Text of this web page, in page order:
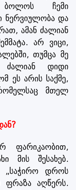
ჩემი
ნერვიულობა და
ამან ძალიან
არ ვიცი,
თუმცა მე
ძალიან დიდი
ეს არის საქმე,
მთელ
ფარიკაობით,
მის შესახებ.
„საჭირო დროს
ფრაზა აღწერს.